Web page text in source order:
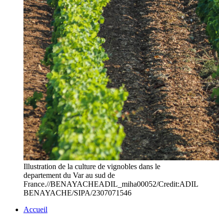
Illustration de la culture de vignobles dans le
departement du Var au sud de
France.//BENAYACHEADIL_miha00052/Credit:ADIL
BENAYACHE/SIPA/2307071546
Accueil